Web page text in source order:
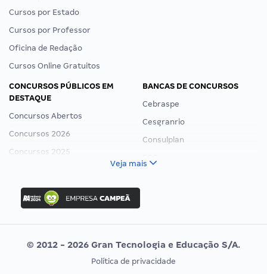
Cursos por Estado
Cursos por Professor
Oficina de Redação
Cursos Online Gratuitos
CONCURSOS PÚBLICOS EM
DESTAQUE
Concursos Abertos
Concursos 2026
Concursos 2025
Concurso Nacional Unificado
Concurso Ibama
Concurso MPU
Editais publicados
BANCAS DE CONCURSOS
Cebraspe
Cesgranrio
Consulplan
Vunesp
CONCURSOS POR PROFISSÃO EXAME DE ORDEM
Veja mais
© 2012 - 2026 Gran Tecnologia e Educação S/A.
Política de privacidade